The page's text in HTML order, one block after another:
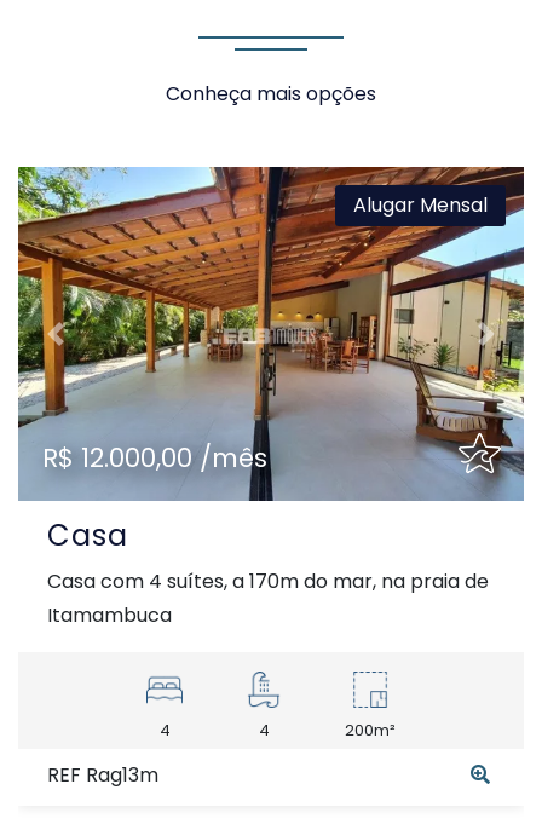
Conheça mais opções
Previous Next
Alugar Mensal
R$ 12.000,00 /mês
Casa
Casa com 4 suítes, a 170m do mar, na praia de
Itamambuca
4 4 200m²
REF Rag13m